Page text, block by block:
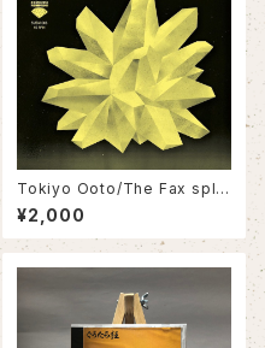
Tokiyo Ooto/The Fax split
7inch
¥2,000